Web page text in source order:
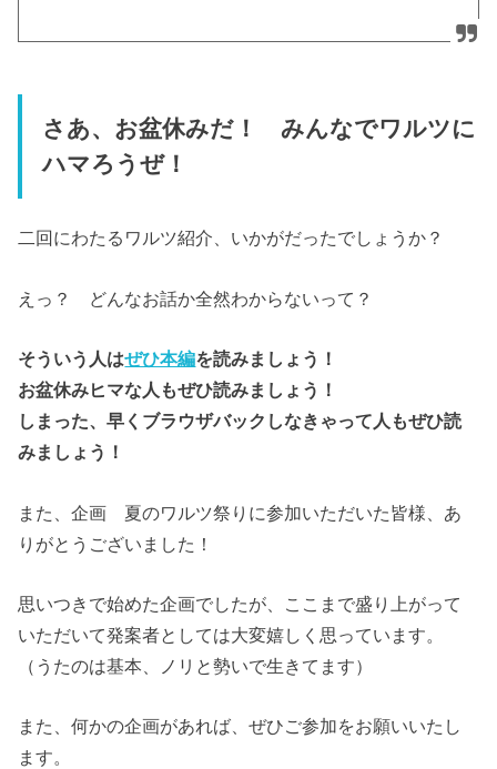
さあ、お盆休みだ！ みんなでワルツに
ハマろうぜ！
二回にわたるワルツ紹介、いかがだったでしょうか？
えっ？ どんなお話か全然わからないって？
そういう人はぜひ本編を読みましょう！
お盆休みヒマな人もぜひ読みましょう！
しまった、早くブラウザバックしなきゃって人もぜひ読
みましょう！
また、企画 夏のワルツ祭りに参加いただいた皆様、あ
りがとうございました！
思いつきで始めた企画でしたが、ここまで盛り上がって
いただいて発案者としては大変嬉しく思っています。
（うたのは基本、ノリと勢いで生きてます）
また、何かの企画があれば、ぜひご参加をお願いいたし
ます。